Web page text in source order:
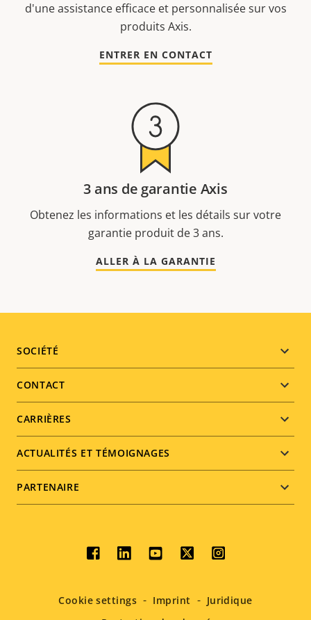
d'une assistance efficace et personnalisée sur vos
produits Axis.
ENTRER EN CONTACT
3 ans de garantie Axis
Obtenez les informations et les détails sur votre
garantie produit de 3 ans.
ALLER À LA GARANTIE
Footer
menu
SOCIÉTÉ
CONTACT
CARRIÈRES
ACTUALITÉS ET TÉMOIGNAGES
PARTENAIRE
Social
menu
Cookie settings Imprint
Juridique